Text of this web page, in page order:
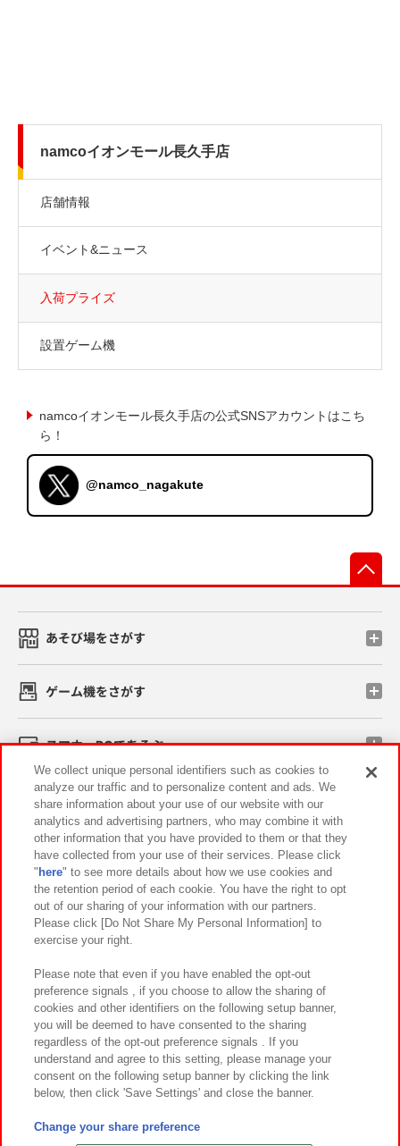
namcoイオンモール長久手店
店舗情報
イベント&ニュース
入荷プライズ
設置ゲーム機
namcoイオンモール長久手店の公式SNSアカウントはこち
ら！
@namco_nagakute
あそび場をさがす
ゲーム機をさがす
スマホ・PCであそぶ
イベント・キャンペーン
関連会社 サステナビリティ サイトポリシー
プライバシーポリシー ウェブアクセシビリティ方針と検証結果
お取引先さまとともに
カスタマーハラスメント対応方針 よくあるご質問・お問い合わせ
©Bandai Namco Amusement Inc.
©Bandai Namco Amusement Lab Inc.
We collect unique personal identifiers such as cookies to
analyze our traffic and to personalize content and ads. We
share information about your use of our website with our
analytics and advertising partners, who may combine it with
other information that you have provided to them or that they
have collected from your use of their services. Please click
" here" to see more details about how we use cookies and
the retention period of each cookie. You have the right to opt
out of our sharing of your information with our partners.
Please click [Do Not Share My Personal Information] to
exercise your right.
Please note that even if you have enabled the opt-out
preference signals , if you choose to allow the sharing of
cookies and other identifiers on the following setup banner,
you will be deemed to have consented to the sharing
regardless of the opt-out preference signals . If you
understand and agree to this setting, please manage your
consent on the following setup banner by clicking the link
below, then click 'Save Settings' and close the banner.
Change your share preference